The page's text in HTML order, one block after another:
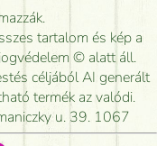
hogy még ma
a csokrot, és
önöknél?
tartalom és kép a
© alatt áll.
céljából AI generált
termék az valódi.
u. 39. 1067